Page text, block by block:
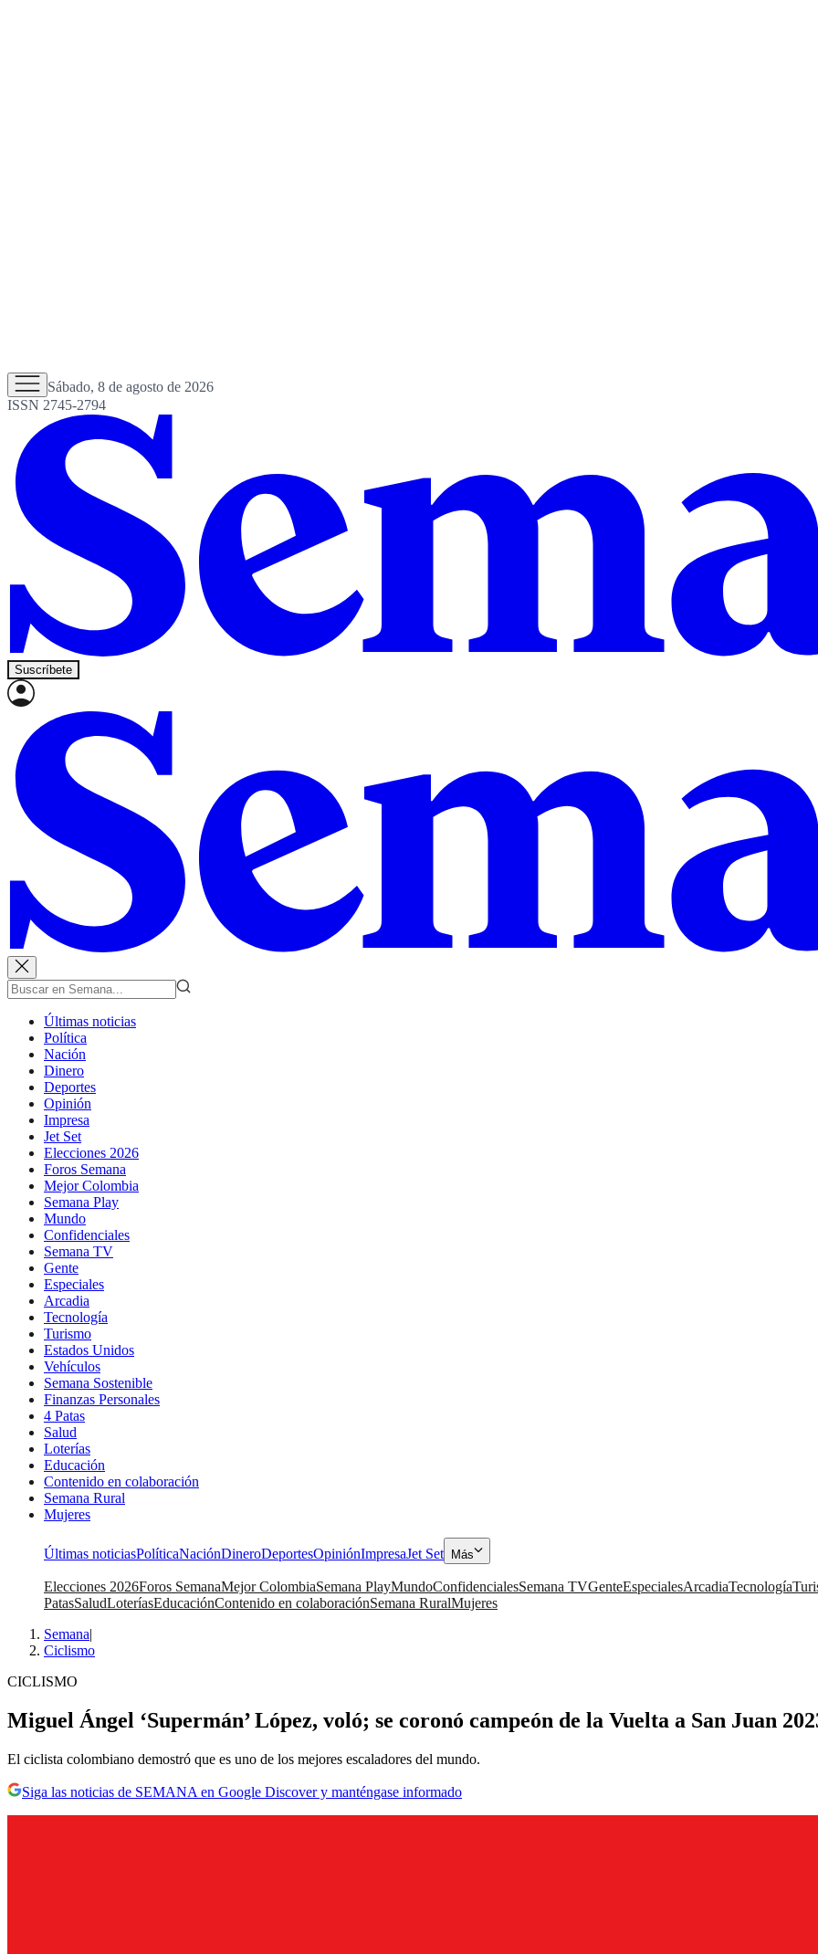
Sábado, 8 de agosto de 2026
ISSN 2745-2794
Suscríbete
Últimas noticias
Política
Nación
Dinero
Deportes
Opinión
Impresa
Jet Set
Elecciones 2026
Foros Semana
Mejor Colombia
Semana Play
Mundo
Confidenciales
Semana TV
Gente
Especiales
Arcadia
Tecnología
Turismo
Estados Unidos
Vehículos
Semana Sostenible
Finanzas Personales
4 Patas
Salud
Loterías
Educación
Contenido en colaboración
Semana Rural
Mujeres
Últimas noticiasPolíticaNaciónDineroDeportesOpiniónImpresaJet Set Más
Elecciones 2026Foros SemanaMejor ColombiaSemana PlayMundoConfidencialesSemana TVGenteEspecialesArcadiaTecnología
PatasSaludLoteríasEducaciónContenido en colaboraciónSemana RuralMujeres
Semana|
Ciclismo
CICLISMO
Miguel Ángel ‘Supermán’ López, voló; se coronó campeón de la Vuelta a San Juan
El ciclista colombiano demostró que es uno de los mejores escaladores del mundo.
Siga las noticias de SEMANA en Google Discover y manténgase informado